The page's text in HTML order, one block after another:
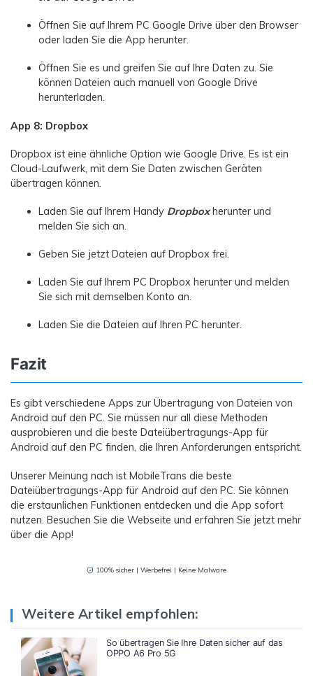
Öffnen Sie auf Ihrem PC Google Drive über den Browser
oder laden Sie die App herunter.
Öffnen Sie es und greifen Sie auf Ihre Daten zu. Sie
können Dateien auch manuell von Google Drive
herunterladen.
App 8: Dropbox
Dropbox ist eine ähnliche Option wie Google Drive. Es ist ein
Cloud-Laufwerk, mit dem Sie Daten zwischen Geräten
übertragen können.
Laden Sie auf Ihrem Handy Dropboxherunter und
melden Sie sich an.
Geben Sie jetzt Dateien auf Dropbox frei.
Laden Sie auf Ihrem PC Dropbox herunter und melden
Sie sich mit demselben Konto an.
Laden Sie die Dateien auf Ihren PC herunter.
Fazit
Es gibt verschiedene Apps zur Übertragung von Dateien von
Android auf den PC. Sie müssen nur all diese Methoden
ausprobieren und die beste Dateiübertragungs-App für
Android auf den PC finden, die Ihren Anforderungen entspricht.
Unserer Meinung nach ist MobileTrans die beste
Dateiübertragungs-App für Android auf den PC. Sie können
die erstaunlichen Funktionen entdecken und die App sofort
nutzen. Besuchen Sie die Webseite und erfahren Sie jetzt mehr
über die App!
100% sicher | Werbefrei | Keine Malware
Weitere Artikel empfohlen:
So übertragen Sie Ihre Daten sicher auf das
OPPO A6 Pro 5G